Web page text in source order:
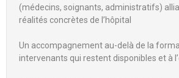
(médecins, soignants, administratifs)
réalités concrètes de l’hôpital
Un accompagnement au-delà de la
intervenants qui restent disponibles et à